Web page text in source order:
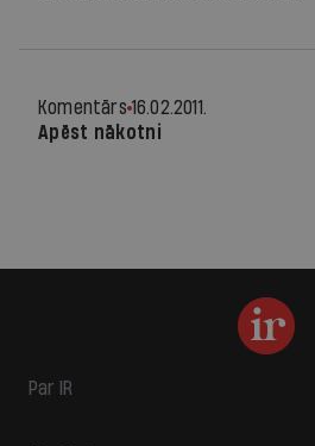
Komentārs 16.02.2011.
Apēst nākotni
Par IR